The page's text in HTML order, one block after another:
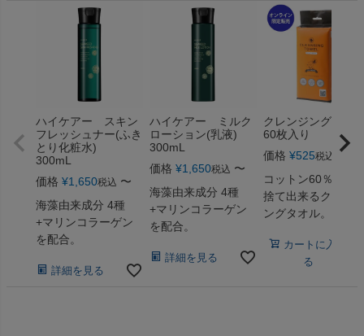
ハイケアー スキン
フレッシュナー(ふき
とり化粧水)
300mL
価格 ¥1,650税込 〜
海藻由来成分 4種
+マリンコラーゲン
を配合。
詳細を見る
ハイケアー ミルク
ローション(乳液)
300mL
価格 ¥1,650税込 〜
海藻由来成分 4種
+マリンコラーゲン
を配合。
詳細を見る
クレンジングタオ
60枚入り
価格 ¥525税込
コットン60％！使
捨て出来るクレン
ングタオル。
カートに入れ
る